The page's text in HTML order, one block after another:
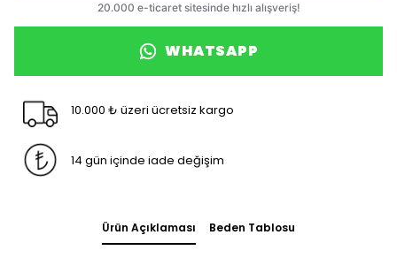
WHATSAPP
10.000 ₺ üzeri ücretsiz kargo
14 gün içinde iade değişim
Ürün Açıklaması Beden Tablosu